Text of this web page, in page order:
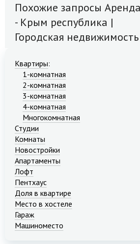
Похожие запросы Аренда
- Крым республика |
Городская недвижимость
Квартиры:
1-комнатная
2-комнатная
3-комнатная
4-комнатная
Многокомнатная
Студии
Комнаты
Новостройки
Апартаменты
Лофт
Пентхаус
Доля в квартире
Место в хостеле
Гараж
Машиноместо